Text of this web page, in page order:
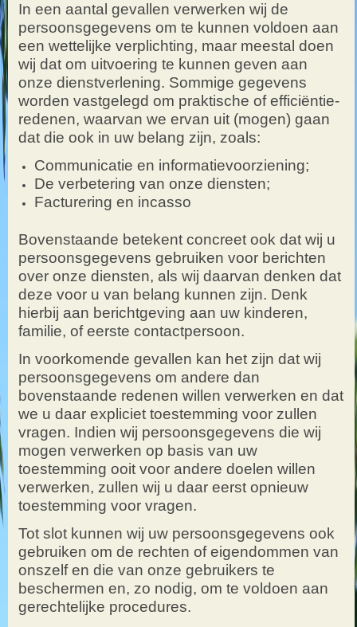
In een aantal gevallen verwerken wij de
persoonsgegevens om te kunnen voldoen aan
een wettelijke verplichting, maar meestal doen
wij dat om uitvoering te kunnen geven aan
onze dienstverlening. Sommige gegevens
worden vastgelegd om praktische of efficiëntie-
redenen, waarvan we ervan uit (mogen) gaan
dat die ook in uw belang zijn, zoals:
Communicatie en informatievoorziening;
De verbetering van onze diensten;
Facturering en incasso
Bovenstaande betekent concreet ook dat wij u
persoonsgegevens gebruiken voor berichten
over onze diensten, als wij daarvan denken dat
deze voor u van belang kunnen zijn. Denk
hierbij aan berichtgeving aan uw kinderen,
familie, of eerste contactpersoon.
In voorkomende gevallen kan het zijn dat wij
persoonsgegevens om andere dan
bovenstaande redenen willen verwerken en dat
we u daar expliciet toestemming voor zullen
vragen. Indien wij persoonsgegevens die wij
mogen verwerken op basis van uw
toestemming ooit voor andere doelen willen
verwerken, zullen wij u daar eerst opnieuw
toestemming voor vragen.
Tot slot kunnen wij uw persoonsgegevens ook
gebruiken om de rechten of eigendommen van
onszelf en die van onze gebruikers te
beschermen en, zo nodig, om te voldoen aan
gerechtelijke procedures.